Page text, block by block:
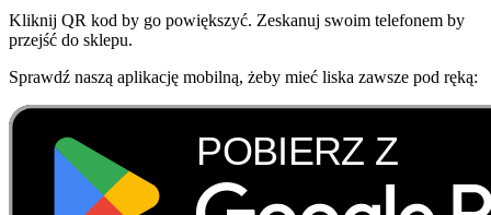
Kliknij QR kod by go powiększyć. Zeskanuj swoim telefonem by
przejść do sklepu.
Sprawdź naszą aplikację mobilną, żeby mieć liska zawsze pod ręką: